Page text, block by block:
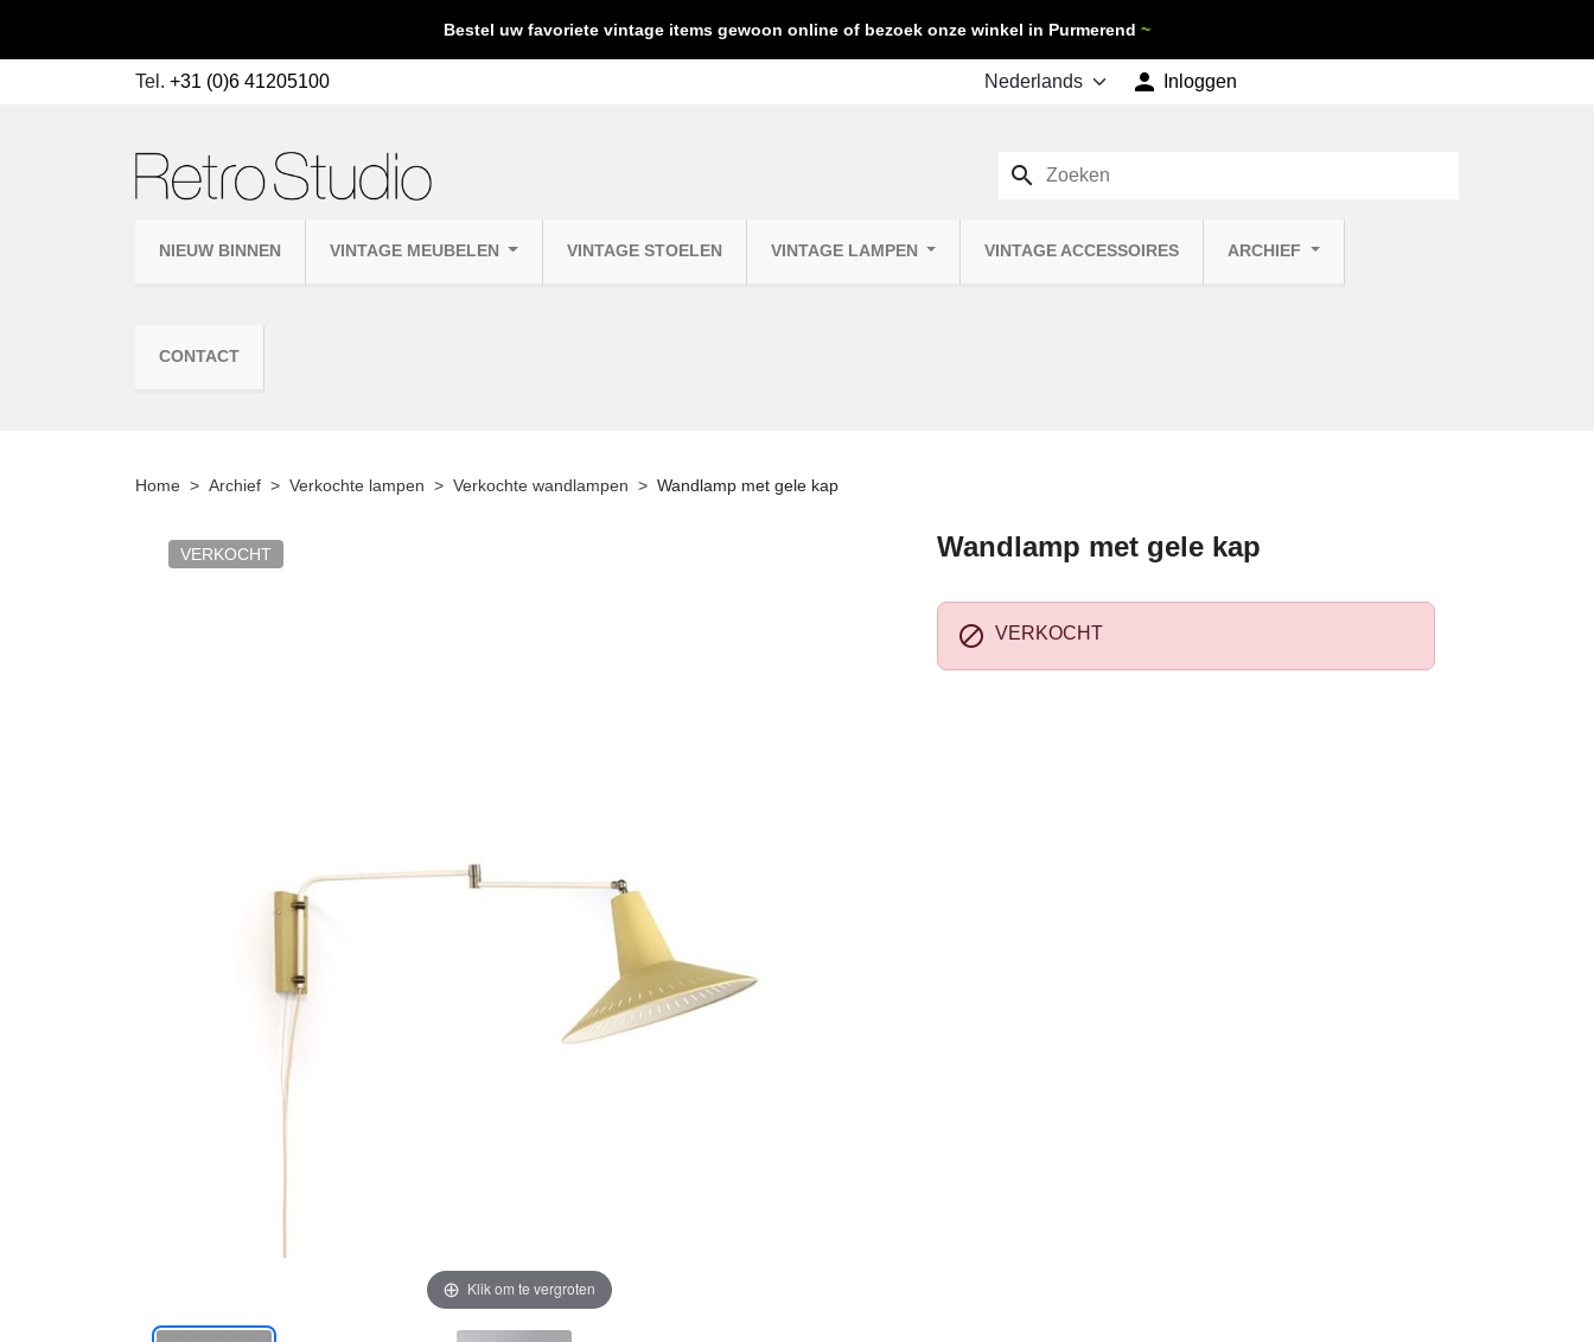
Bestel uw favoriete vintage items gewoon online of bezoek onze winkel in Purmerend ~
Tel. +31 (0)6 41205100  Inloggen
NIEUW BINNEN VINTAGE MEUBELEN VINTAGE STOELEN VINTAGE LAMPEN VINTAGE ACCESSOIRES ARCHIEF
CONTACT
search
Home Archief Verkochte lampen Verkochte wandlampen Wandlamp met gele kap
VERKOCHT
Klik om te vergroten
Wandlamp met gele kap
 VERKOCHT